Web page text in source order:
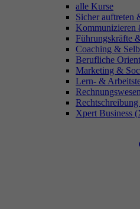
alle Kurse
Sicher auftreten
Kommunizieren
Führungskräfte
Coaching &
Berufliche
Marketing &
Lern- &
Xpert Business